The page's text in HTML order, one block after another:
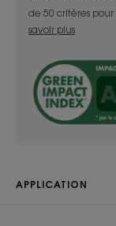
contribue à
aux cheveux
- Assainit :
cuir chevelu
de 50 critères
savoir plus
APPLICATION